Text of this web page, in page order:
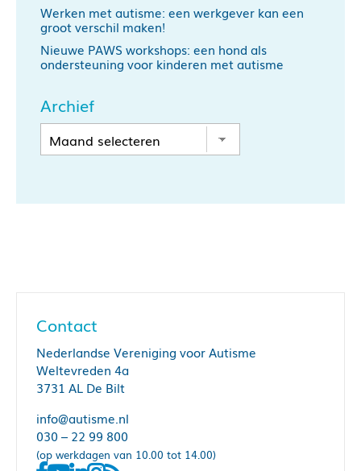
Werken met autisme: een werkgever kan een
groot verschil maken!
Nieuwe PAWS workshops: een hond als
ondersteuning voor kinderen met autisme
Archief
Contact
Nederlandse Vereniging voor Autisme
Weltevreden 4a
3731 AL De Bilt
info@autisme.nl
030 – 22 99 800
(op werkdagen van 10.00 tot 14.00)